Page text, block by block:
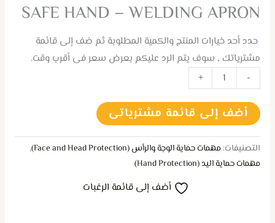
SAFE HAND – WELDING APRON
حدد أحد خيارات المنتج والكمية المطلوبة ثم ضف إلى قائمة
مشترياتك , سوف يتم الرد عليكم بعرض سعر فى أقرب وقت.
-
+
أضف إلى قائمة مشترياتى
التصنيفات:مهمات حماية الوجة والرأس (Face and Head Protection)
,
مهمات حماية اليد (Hand Protection)
أضف إلى قائمة الرغبات